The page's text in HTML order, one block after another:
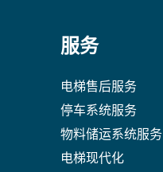
服务
电梯售后服务
停车系统服务
物料储运系统服务
电梯现代化